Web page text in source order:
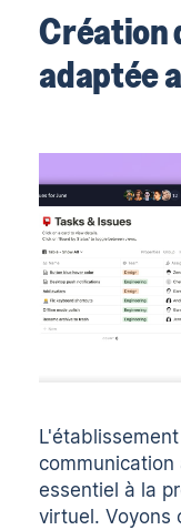
Création
adaptée
essentiel à la
virtuel. Voyons